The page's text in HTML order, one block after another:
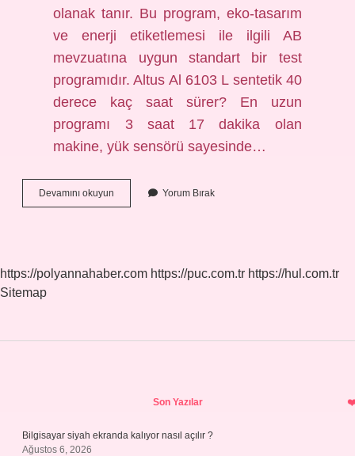
olanak tanır. Bu program, eko-tasarım
ve enerji etiketlemesi ile ilgili AB
mevzuatına uygun standart bir test
programıdır. Altus Al 6103 L sentetik 40
derece kaç saat sürer? En uzun
programı 3 saat 17 dakika olan
makine, yük sensörü sayesinde…
Devamını okuyun
Çamaşır
Kaç
Yorum Bırak
https://polyannahaber.com https://puc.com.tr https://hul.com.tr
Sitemap
Son Yazılar
Bilgisayar siyah ekranda kalıyor nasıl açılır ?
Ağustos 6, 2026